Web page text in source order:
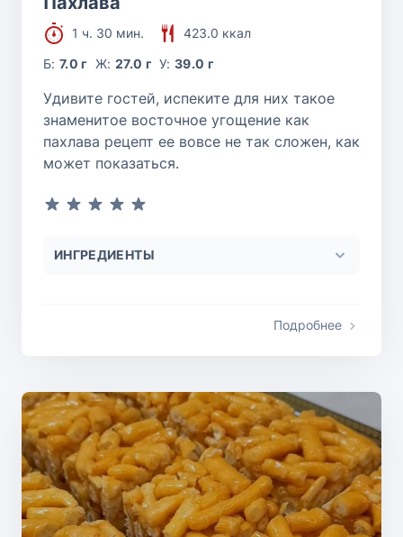
1 ч. 30 мин.
423.0 ккал
Б:7.0 г Ж: 27.0 г У:39.0 г
Удивите гостей, испеките для них такое
знаменитое восточное угощение как
пахлава рецепт ее вовсе не так сложен, как
может показаться.
ИНГРЕДИЕНТЫ
Подробнее